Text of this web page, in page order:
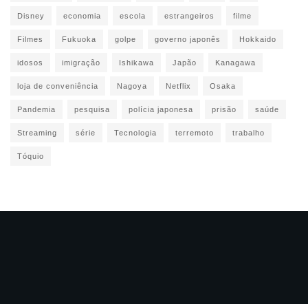
Disney economia escola estrangeiros filme
Filmes Fukuoka golpe governo japonês Hokkaido
idosos imigração Ishikawa Japão Kanagawa
loja de conveniência Nagoya Netflix Osaka
Pandemia pesquisa polícia japonesa prisão saúde
Streaming série Tecnologia terremoto trabalho
Tóquio